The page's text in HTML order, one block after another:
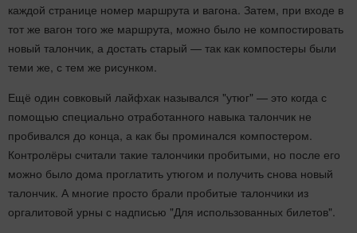
каждой странице номер маршрута и вагона. Затем, при входе в
тот же вагон того же маршрута, можно было не компостировать
новый талончик, а достать старый — так как компостеры были
теми же, с тем же рисунком.
Ещё один совковый лайфхак назывался "утюг" — это когда с
помощью специально отработанного навыка талончик не
пробивался до конца, а как бы проминался компостером.
Контролёры считали такие талончики пробитыми, но после его
можно было дома проглатить утюгом и получить снова новый
талончик. А многие просто брали пробитые талончики из
оргалитовой урны с надписью "Для использованных билетов".